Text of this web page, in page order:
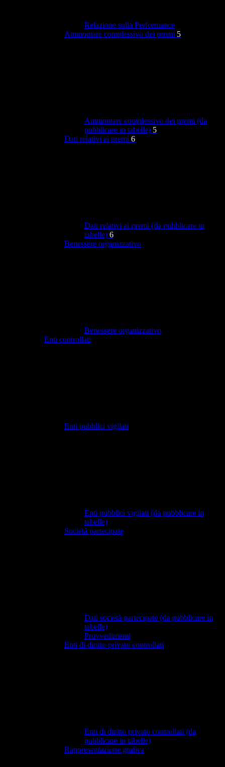
Relazione sulla Performance
Ammontare complessivo dei premi 5
Ammontare complessivo dei premi (da
pubblicare in tabelle) 5
Dati relativi ai premi 6
Dati relativi ai premi (da pubblicare in
tabelle) 6
Benessere organizzativo
Benessere organizzativo
Enti controllati
Enti pubblici vigilati
Enti pubblici vigilati (da pubblicare in
tabelle)
Società partecipate
Dati società partecipate (da pubblicare in
tabelle)
Provvedimenti
Enti di diritto privato controllati
Enti di diritto privato controllati (da
pubblicare in tabelle)
Rappresentazione grafica